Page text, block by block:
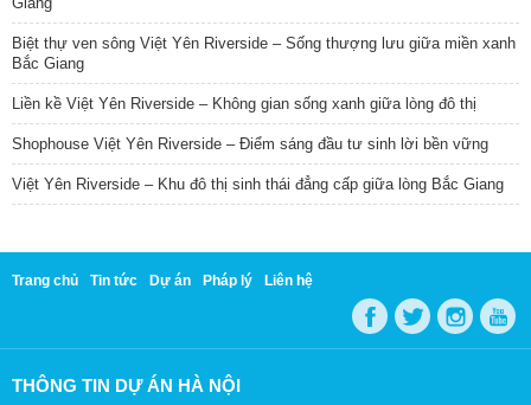
Biệt thự ven sông Việt Yên Riverside – Sống thượng lưu giữa miền xanh
Bắc Giang
Liền kề Việt Yên Riverside – Không gian sống xanh giữa lòng đô thị
Shophouse Việt Yên Riverside – Điểm sáng đầu tư sinh lời bền vững
Việt Yên Riverside – Khu đô thị sinh thái đẳng cấp giữa lòng Bắc Giang
Trang chủ Tin tức Dự án Pháp lý Liên hệ
THÔNG TIN DỰ ÁN HÀ NỘI